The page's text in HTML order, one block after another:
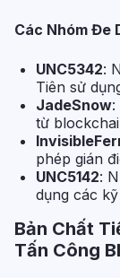
Các Nhóm Đe
UNC5342:
Tiên sử
JadeSnow:
từ
phép gián
UNC5142:
dụng các
Bản Chất
Tấn Công